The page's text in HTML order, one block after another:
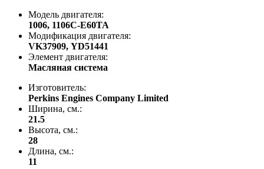
Модель двигателя:
1006, 1106C-E60TA
Модификация двигателя:
VK37909, YD51441
Элемент двигателя:
Масляная система
Изготовитель:
Perkins Engines Company Limited
Ширина, см.:
21.5
Высота, см.:
28
Длина, см.:
11